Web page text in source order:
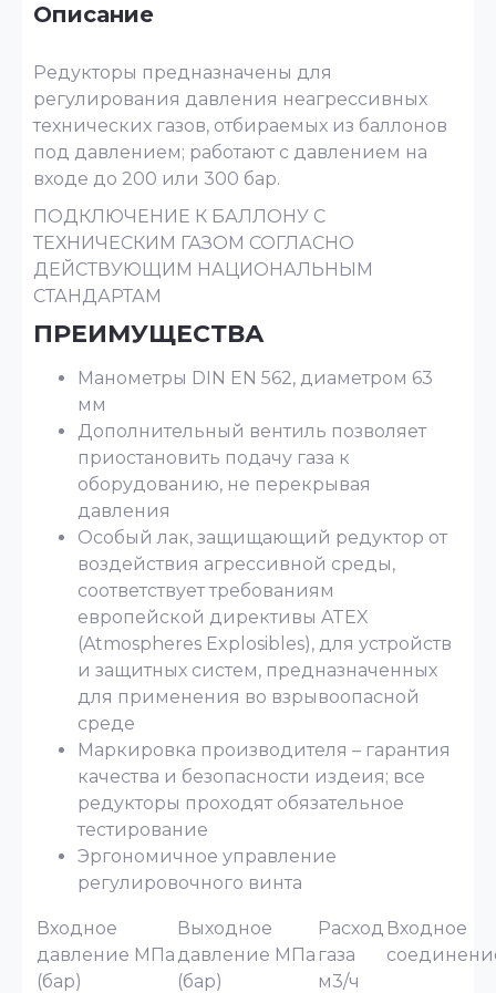
Описание
Редукторы предназначены для
регулирования давления неагрессивных
технических газов, отбираемых из баллонов
под давлением; работают с давлением на
входе до 200 или 300 бар.
ПОДКЛЮЧЕНИЕ К БАЛЛОНУ С
ТЕХНИЧЕСКИМ ГАЗОМ СОГЛАСНО
ДЕЙСТВУЮЩИМ НАЦИОНАЛЬНЫМ
СТАНДАРТАМ
ПРЕИМУЩЕСТВА
Манометры DIN EN 562, диаметром 63
мм
Дополнительный вентиль позволяет
приостановить подачу газа к
оборудованию, не перекрывая
давления
Особый лак, защищающий редуктор от
воздействия агресcивной среды,
соответствует требованиям
европейской директивы ATEX
(Atmospheres Explosibles), для устройств
и защитных систем, предназначенных
для применения во взрывоопасной
среде
Маркировка производителя – гарантия
качества и безопасности издеия; все
редукторы проходят обязательное
тестирование
Эргономичное управление
регулировочного винта
Входное
давление МПа
(бар)
Выходное
давление МПа
(бар)
Расход
газа
м3/ч
Входное